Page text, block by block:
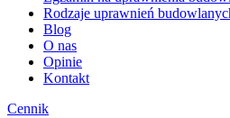
Rodzaje uprawnień
Blog
O nas
Opinie
Kontakt
Cennik